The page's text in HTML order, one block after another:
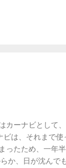
すが、この際、
ップ 全部プロッ
ーナビとして
は、それまで使
ったため、一年
か、日が沈んで